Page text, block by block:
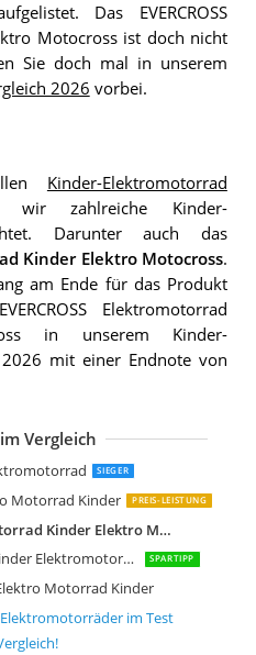
Das EVERCROSS
Motocross ist doch nicht
Sie doch mal in unserem
2026 vorbei.
Kinder-Elektromotorrad
wir zahlreiche Kinder-
Darunter auch das
Kinder Elektro Motocross.
am Ende für das Produkt
Elektromotorrad
in unserem Kinder-
mit einer Endnote von
Vergleich
SIEGER
Motorrad Kinder PREIS-LEISTUNG
EVERCROSS Elektromotorrad Kinder Elektro Motocross
LEADZM Elektro Motorrad Kinder Elektromotorrad
SPARTIPP
Elektro Motorrad Kinder
Oryxearth Kinder Motorrad elektrisch
EVERCROSS Elektro Motorrad Kinder
GOPLUS Kinder Motorrad 12V
im Test